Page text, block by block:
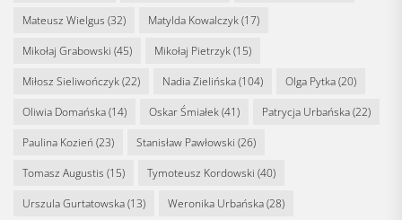
Mateusz Wielgus (32) Matylda Kowalczyk(17)
Mikołaj Grabowski (45) Mikołaj Pietrzyk(15)
Miłosz Sieliwończyk(22) Nadia Zielińska(104) Olga Pytka(20)
Oliwia Domańska(14) Oskar Śmiałek(41) Patrycja Urbańska(22)
Paulina Kozień (23) Stanisław Pawłowski (26)
Tomasz Augustis (15) Tymoteusz Kordowski (40)
Urszula Gurtatowska(13) Weronika Urbańska(28)